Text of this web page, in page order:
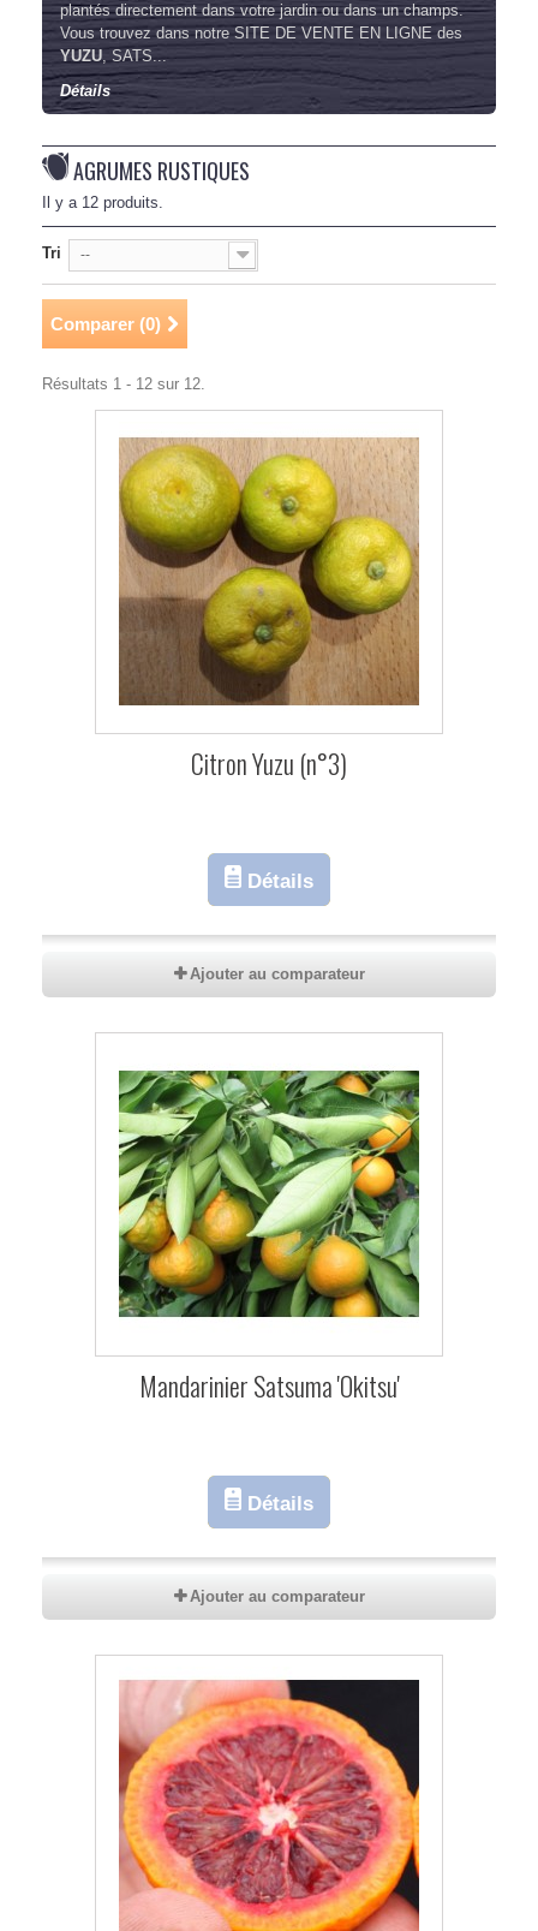
plantés directement dans votre jardin ou dans un champs.
Vous trouvez dans notre SITE DE VENTE EN LIGNE des
YUZU, SATS...
Détails
AGRUMES RUSTIQUES
Il y a 12 produits.
Tri --
Comparer (0)
Résultats 1 - 12 sur 12.
Citron Yuzu (n°3)
Détails
Ajouter au comparateur
Mandarinier Satsuma 'Okitsu'
Détails
Ajouter au comparateur